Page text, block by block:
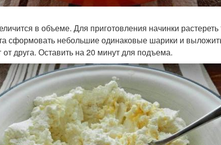
в объеме. Для приготовления начинки
сформовать небольшие одинаковые шарики и
от друга. Оставить на 20 минут для подъема.